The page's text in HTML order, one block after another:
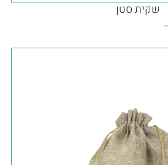
שקית סטן